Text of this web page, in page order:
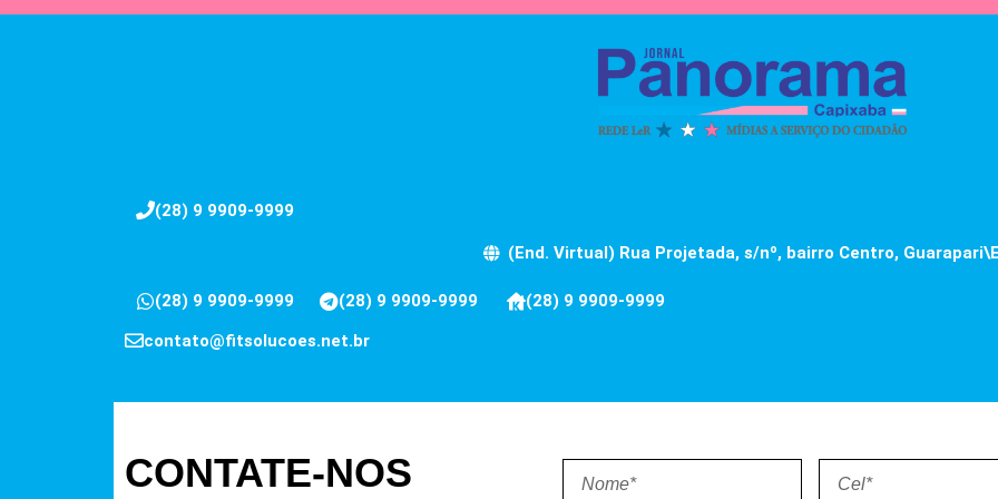
(28) 9 9909-9999
(End. Virtual) Rua Projetada, s/nº, bairro Centro,
(28) 9 9909-9999 (28) 9 9909-9999
(28) 9 9909-9999
contato@fitsolucoes.net.br
CONTATE-NOS